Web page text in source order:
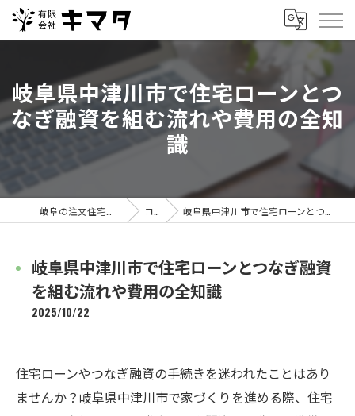
岐阜県中津川市で住宅ローンとつ
なぎ融資を組む流れや費用の全知
識
コラム 岐阜県中津川市で住宅ローンとつなぎ融資を組む流れや費用の全知識
岐阜県中津川市で住宅ローンとつなぎ融資
を組む流れや費用の全知識
2025/10/22
住宅ローンやつなぎ融資の手続きを迷われたことはあり
ませんか？岐阜県中津川市で家づくりを進める際、住宅